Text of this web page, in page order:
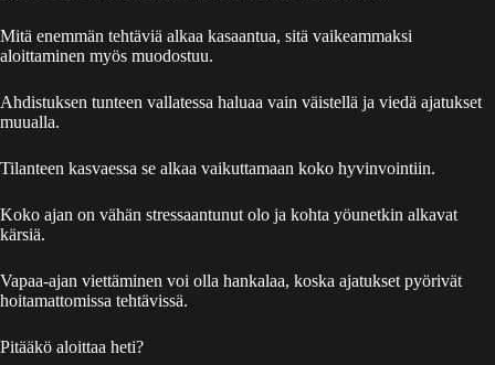
Mitä enemmän tehtäviä alkaa kasaantua, sitä vaikeammaksi
aloittaminen myös muodostuu.
Ahdistuksen tunteen vallatessa haluaa vain väistellä ja viedä ajatukset
muualla.
Tilanteen kasvaessa se alkaa vaikuttamaan koko hyvinvointiin.
Koko ajan on vähän stressaantunut olo ja kohta yöunetkin alkavat
kärsiä.
Vapaa-ajan viettäminen voi olla hankalaa, koska ajatukset pyörivät
hoitamattomissa tehtävissä.
Pitääkö aloittaa heti?